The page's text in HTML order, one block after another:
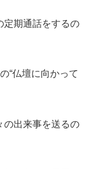
定期通話をするの
“仏壇に向かって
の出来事を送るの